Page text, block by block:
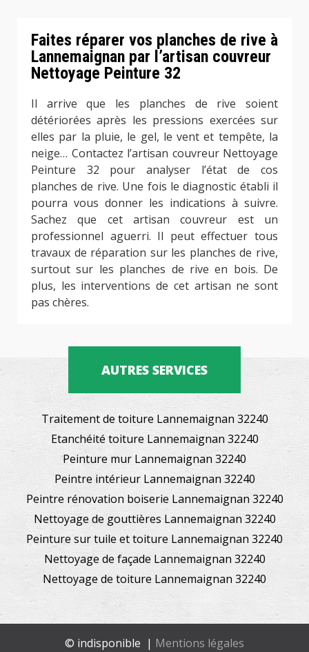
Faites réparer vos planches de rive à
Lannemaignan par l’artisan couvreur
Nettoyage Peinture 32
Il arrive que les planches de rive soient
détériorées après les pressions exercées sur
elles par la pluie, le gel, le vent et tempête, la
neige… Contactez l’artisan couvreur Nettoyage
Peinture 32 pour analyser l’état de cos
planches de rive. Une fois le diagnostic établi il
pourra vous donner les indications à suivre.
Sachez que cet artisan couvreur est un
professionnel aguerri. Il peut effectuer tous
travaux de réparation sur les planches de rive,
surtout sur les planches de rive en bois. De
plus, les interventions de cet artisan ne sont
pas chères.
AUTRES SERVICES
Traitement de toiture Lannemaignan 32240
Etanchéité toiture Lannemaignan 32240
Peinture mur Lannemaignan 32240
Peintre intérieur Lannemaignan 32240
Peintre rénovation boiserie Lannemaignan 32240
Nettoyage de gouttières Lannemaignan 32240
Peinture sur tuile et toiture Lannemaignan 32240
Nettoyage de façade Lannemaignan 32240
Nettoyage de toiture Lannemaignan 32240
© indisponible | Mentions légales